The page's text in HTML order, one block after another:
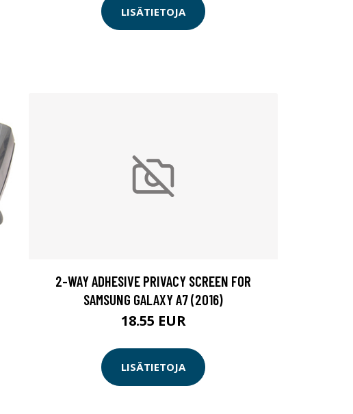
LISÄTIETOJA
2-WAY ADHESIVE PRIVACY SCREEN FOR
SAMSUNG GALAXY A7 (2016)
18.55 EUR
LISÄTIETOJA